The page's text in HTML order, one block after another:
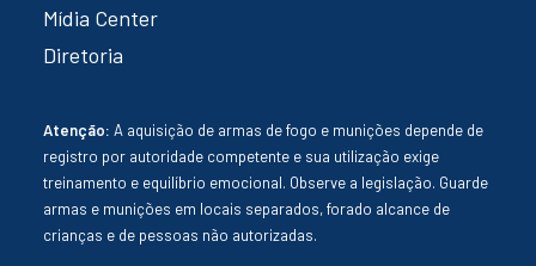
Mídia Center
Diretoria
Atenção: A aquisição de armas de fogo e munições depende de
registro por autoridade competente e sua utilização exige
treinamento e equilíbrio emocional. Observe a legislação. Guarde
armas e munições em locais separados, forado alcance de
crianças e de pessoas não autorizadas.